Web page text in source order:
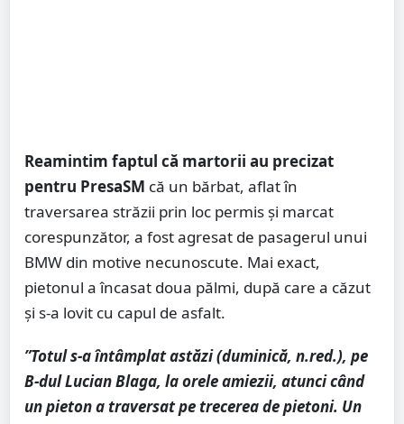
Reamintim faptul că martorii au precizat
pentru PresaSM că un bărbat, aflat în
traversarea străzii prin loc permis și marcat
corespunzător, a fost agresat de pasagerul unui
BMW din motive necunoscute. Mai exact,
pietonul a încasat doua pălmi, după care a căzut
și s-a lovit cu capul de asfalt.
”Totul s-a întâmplat astăzi (duminică, n.red.), pe
B-dul Lucian Blaga, la orele amiezii, atunci când
un pieton a traversat pe trecerea de pietoni. Un